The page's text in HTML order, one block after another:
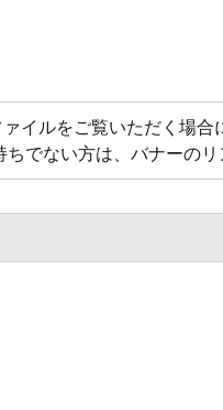
イルをご覧いただく場
ちでない方は、バナーの